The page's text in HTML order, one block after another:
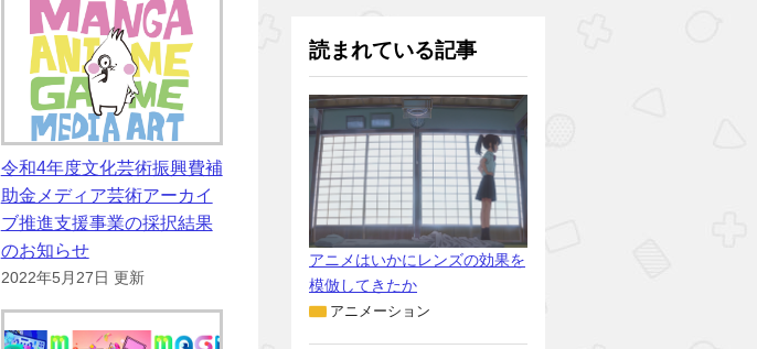
令和4年度文化芸術振興費補
助金メディア芸術アーカイ
ブ推進支援事業の採択結果
のお知らせ
2022年5月27日 更新
読まれている記事
アニメはいかにレンズの効果を
模倣してきたか
アニメーション